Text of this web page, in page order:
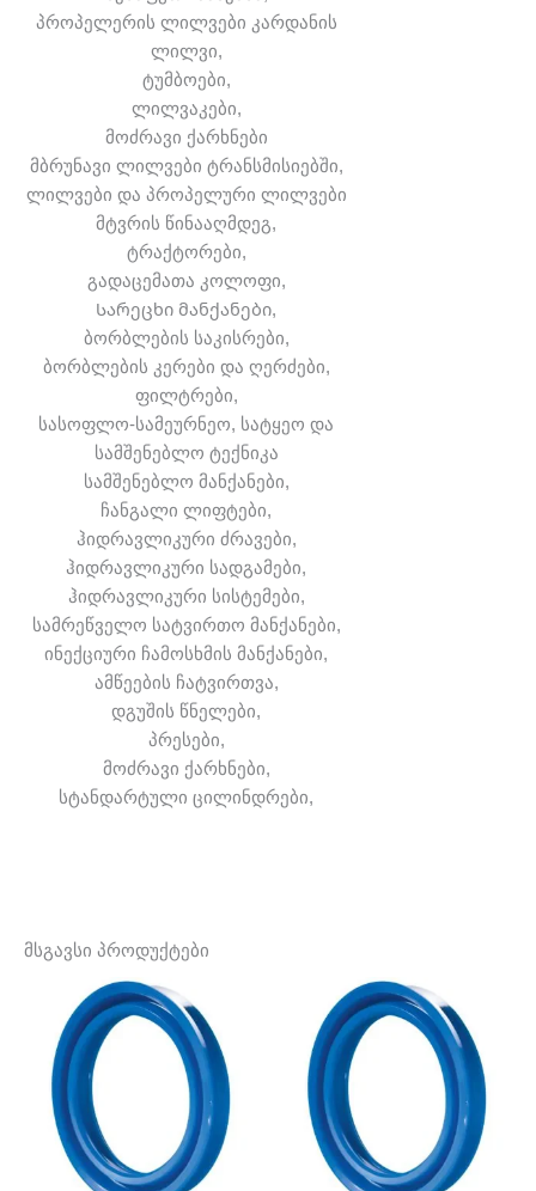
პროპელერის ლილვები კარდანის
ლილვი,
ტუმბოები,
ლილვაკები,
მოძრავი ქარხნები
მბრუნავი ლილვები ტრანსმისიებში,
ლილვები და პროპელური ლილვები
მტვრის წინააღმდეგ,
ტრაქტორები,
გადაცემათა კოლოფი,
Სარეცხი მანქანები,
ბორბლების საკისრები,
ბორბლების კერები და ღერძები,
ფილტრები,
სასოფლო-სამეურნეო, სატყეო და
სამშენებლო ტექნიკა
სამშენებლო მანქანები,
ჩანგალი ლიფტები,
ჰიდრავლიკური ძრავები,
ჰიდრავლიკური სადგამები,
ჰიდრავლიკური სისტემები,
სამრეწველო სატვირთო მანქანები,
ინექციური ჩამოსხმის მანქანები,
ამწეების ჩატვირთვა,
დგუშის წნელები,
პრესები,
მოძრავი ქარხნები,
სტანდარტული ცილინდრები,
მსგავსი პროდუქტები